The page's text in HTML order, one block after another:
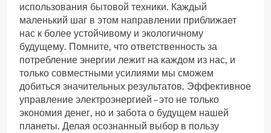
использования бытовой техники. Каждый
маленький шаг в этом направлении приближает
нас к более устойчивому и экологичному
будущему. Помните, что ответственность за
потребление энергии лежит на каждом из нас, и
только совместными усилиями мы сможем
добиться значительных результатов. Эффективное
управление электроэнергией – это не только
экономия денег, но и забота о будущем нашей
планеты. Делая осознанный выбор в пользу